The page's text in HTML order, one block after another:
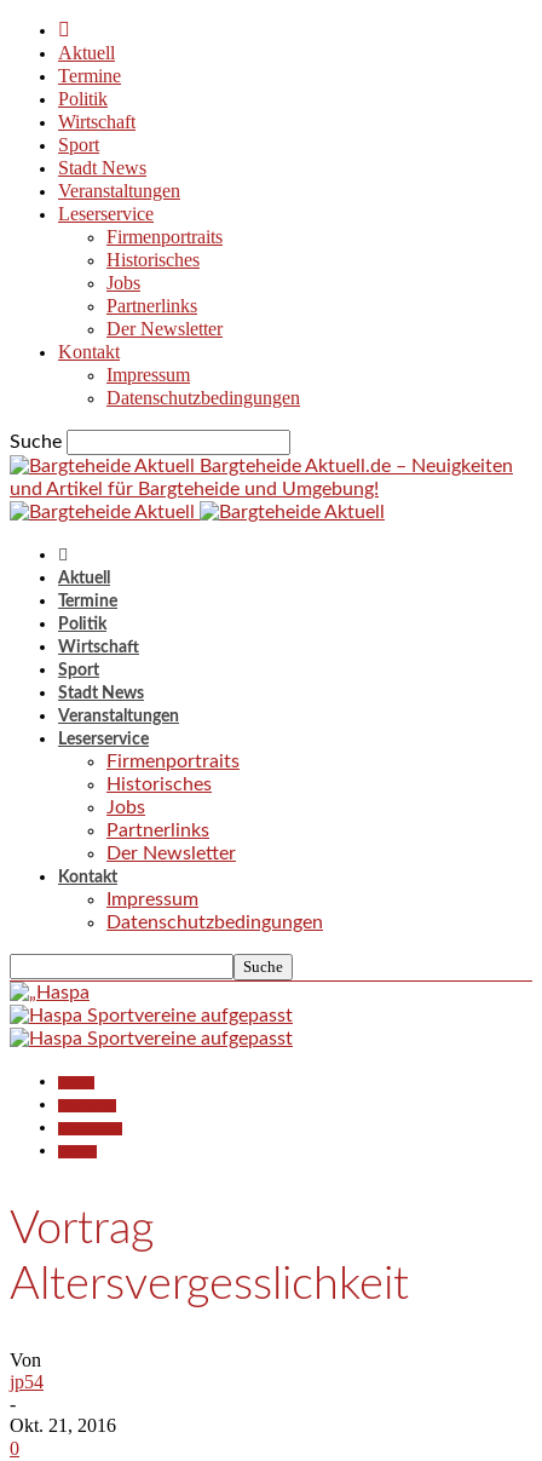
Aktuell
Termine
Politik
Wirtschaft
Sport
Stadt News
Veranstaltungen
Leserservice
Firmenportraits
Historisches
Jobs
Partnerlinks
Der Newsletter
Kontakt
Impressum
Datenschutzbedingungen
Suche
Bargteheide Aktuell.de – Neuigkeiten
und Artikel für Bargteheide und Umgebung!
Aktuell
Termine
Politik
Wirtschaft
Sport
Stadt News
Veranstaltungen
Leserservice
Firmenportraits
Historisches
Jobs
Partnerlinks
Der Newsletter
Kontakt
Impressum
Datenschutzbedingungen
Vortrag
Altersvergesslichkeit
Von
jp54
-
Okt. 21, 2016
0